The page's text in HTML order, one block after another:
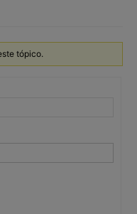
tópico.